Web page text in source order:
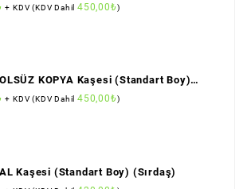
+ KDV (KDV Dahil450,00₺)
KOPYA Kaşesi (Standart Boy)
+ KDV (KDV Dahil450,00₺)
Kaşesi (Standart Boy) (Sırdaş)